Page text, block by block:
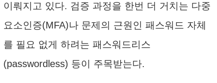
이뤄지고 있다. 검증 과정을 한번 더 거치는 다중
요소인증(MFA)나 문제의 근원인 패스워드 자체
를 필요 없게 하려는 패스워드리스
(passwordless) 등이 주목받는다.